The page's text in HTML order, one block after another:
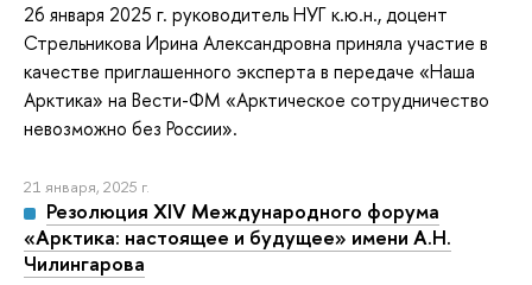
26 января 2025 г. руководитель НУГ к.ю.н., доцент
Стрельникова Ирина Александровна приняла участие в
качестве приглашенного эксперта в передаче «Наша
Арктика» на Вести-ФМ «Арктическое сотрудничество
невозможно без России».
21 января, 2025 г.
Резолюция XIV Международного форума
«Арктика: настоящее и будущее» имени А.Н.
Чилингарова